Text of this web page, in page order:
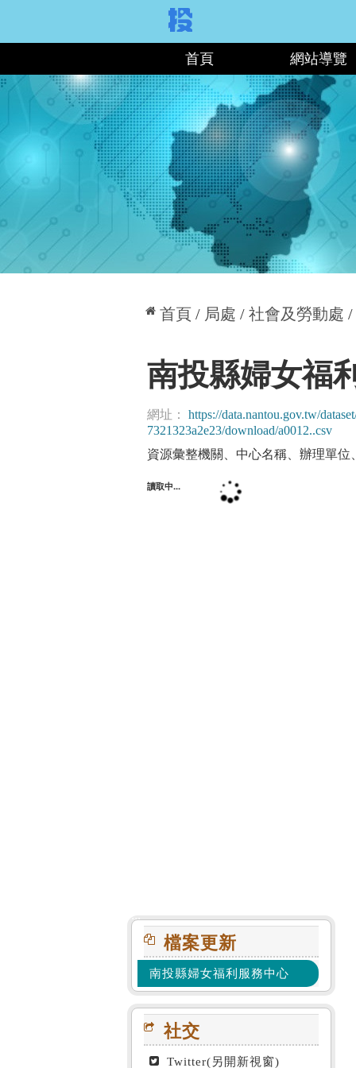
首頁 網站導覽
首頁 局處 社會及勞動處
南投縣婦女福
網址： https://data.nantou.gov.tw/
7321323a2e23/download/a0012..csv
資源彙整機關、中心名稱、辦理單
檔案更新
南投縣婦女福利服務中心
社交
Twitter(另開新視窗)